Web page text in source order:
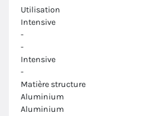
Utilisation
Intensive
-
-
Intensive
-
Matière structure
Aluminium
Aluminium